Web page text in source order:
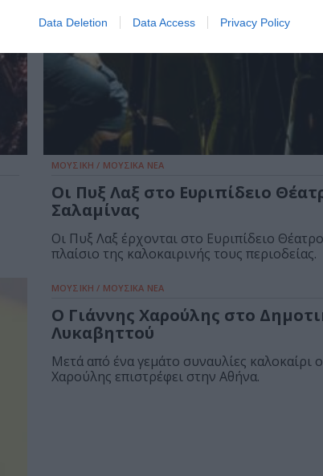
Data Deletion Data Access Privacy Policy
ΜΟΥΣΙΚΗ / ΜΟΥΣΙΚΑ ΝΕΑ
Οι Πυξ Λαξ στο Ευριπίδειο
Σαλαμίνας
Οι Πυξ Λαξ έρχονται στο Ευριπίδειο
πλαίσιο της καλοκαιρινής τους περιοδείας.
ΜΟΥΣΙΚΗ / ΜΟΥΣΙΚΑ ΝΕΑ
Ο Γιάννης Χαρούλης στο
Λυκαβηττού
Μετά από ένα γεμάτο συναυλίες καλοκαίρι
Χαρούλης επιστρέφει στην Αθήνα.